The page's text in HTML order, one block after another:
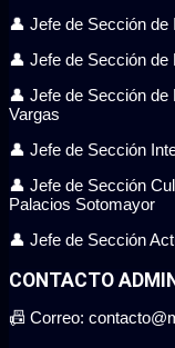
👤 Jefe de Sección
👤 Jefe de Sección
👤 Jefe de Sección de
Vargas
👤 Jefe de Sección
👤 Jefe de Sección
Palacios Sotomayor
👤 Jefe de Sección
CONTACTO
📠 Correo: